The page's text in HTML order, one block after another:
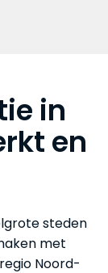
in
en
steden
met
Noord-